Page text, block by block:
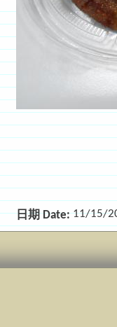
日期 Date:11/15/